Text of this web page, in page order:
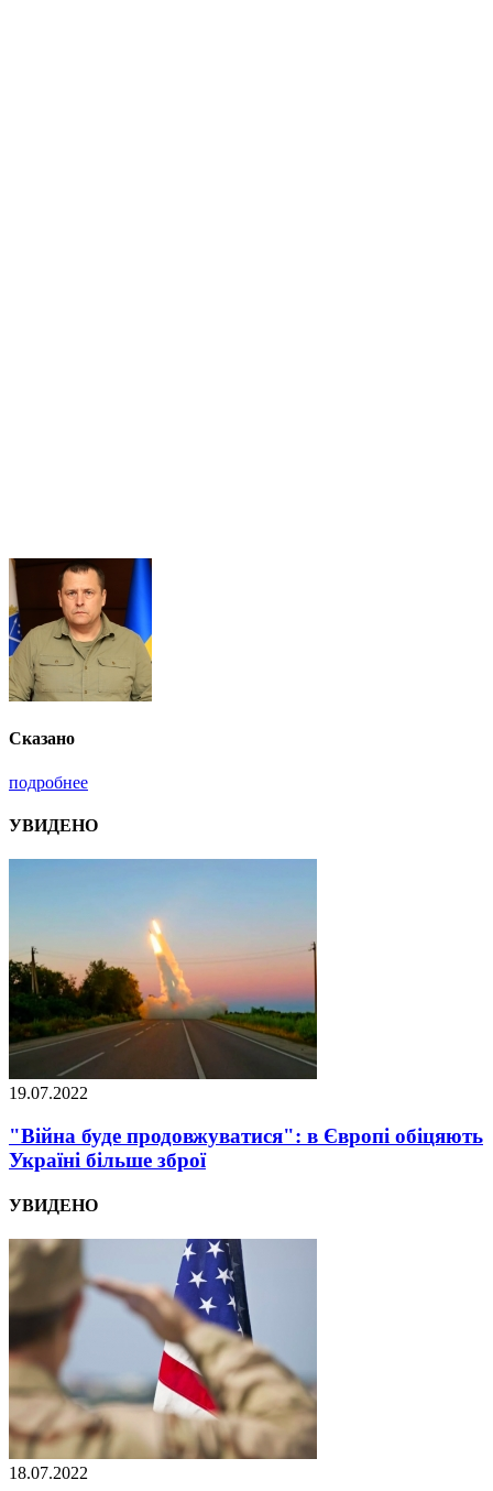
Сказано
подробнее
УВИДЕНО
19.07.2022
"Війна буде продовжуватися": в Європі обіцяють
Україні більше зброї
УВИДЕНО
18.07.2022